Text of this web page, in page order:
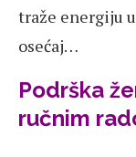
traže energiju
osećaj…
Podrška
ručnim